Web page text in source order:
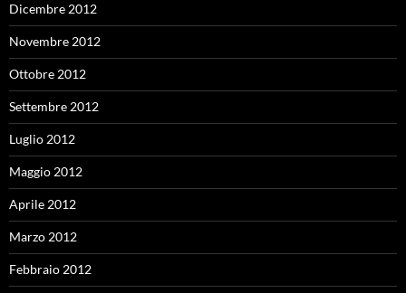
Dicembre 2012
Novembre 2012
Ottobre 2012
Settembre 2012
Luglio 2012
Maggio 2012
Aprile 2012
Marzo 2012
Febbraio 2012